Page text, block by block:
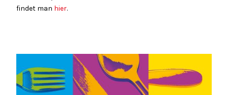
findet man hier.